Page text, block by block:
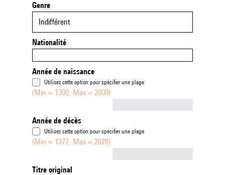
Genre
Indifférent
Nationalité
Année de naissance
Utilisez cette option pour spécifier une plage
(Min = 1300, Max = 2000)
Année de décès
Utilisez cette option pour spécifier une plage
(Min = 1377, Max = 2026)
Titre original